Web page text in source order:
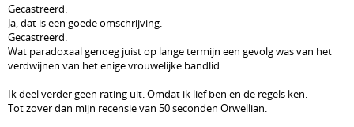
Gecastreerd.
Ja, dat is een goede omschrijving.
Gecastreerd.
Wat paradoxaal genoeg juist op lange termijn een gevolg was van het
verdwijnen van het enige vrouwelijke bandlid.
Ik deel verder geen rating uit. Omdat ik lief ben en de regels ken.
Tot zover dan mijn recensie van 50 seconden Orwellian.